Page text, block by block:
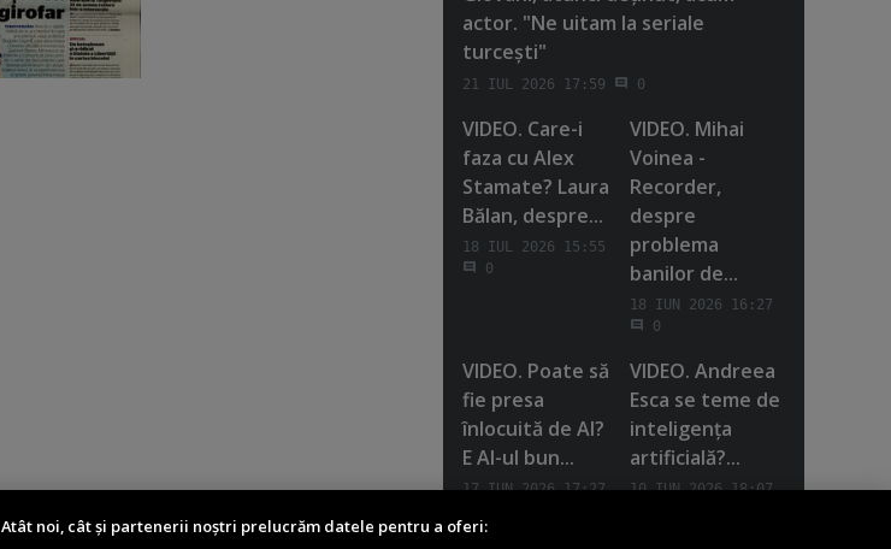
actor. "Ne uitam la seriale
turceşti"
21 IUL 2026 17:59 0
VIDEO. Care-i
faza cu Alex
Stamate? Laura
Bălan, despre...
18 IUL 2026 15:55
0
VIDEO. Mihai
Voinea -
Recorder,
despre
problema
banilor de...
18 IUN 2026 16:27
0
VIDEO. Poate să
fie presa
înlocuită de AI?
E AI-ul bun...
17 IUN 2026 17:27
VIDEO. Andreea
Esca se teme de
inteligenţa
artificială?...
10 IUN 2026 18:07
Atât noi, cât și partenerii noștri prelucrăm datele pentru a oferi: